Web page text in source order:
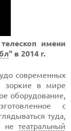
имени
" в 2014 г.
современных
зоркие в мире
оборудование,
с
туда,
не театральный